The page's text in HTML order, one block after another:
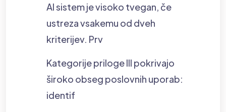
AI sistem je visoko tvegan, če
ustreza vsakemu od dveh
kriterijev. Prv
Kategorije priloge III pokrivajo
široko obseg poslovnih uporab:
identif